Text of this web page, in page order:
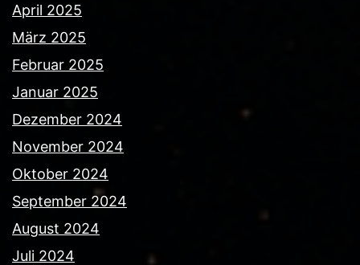
April 2025
März 2025
Februar 2025
Januar 2025
Dezember 2024
November 2024
Oktober 2024
September 2024
August 2024
Juli 2024